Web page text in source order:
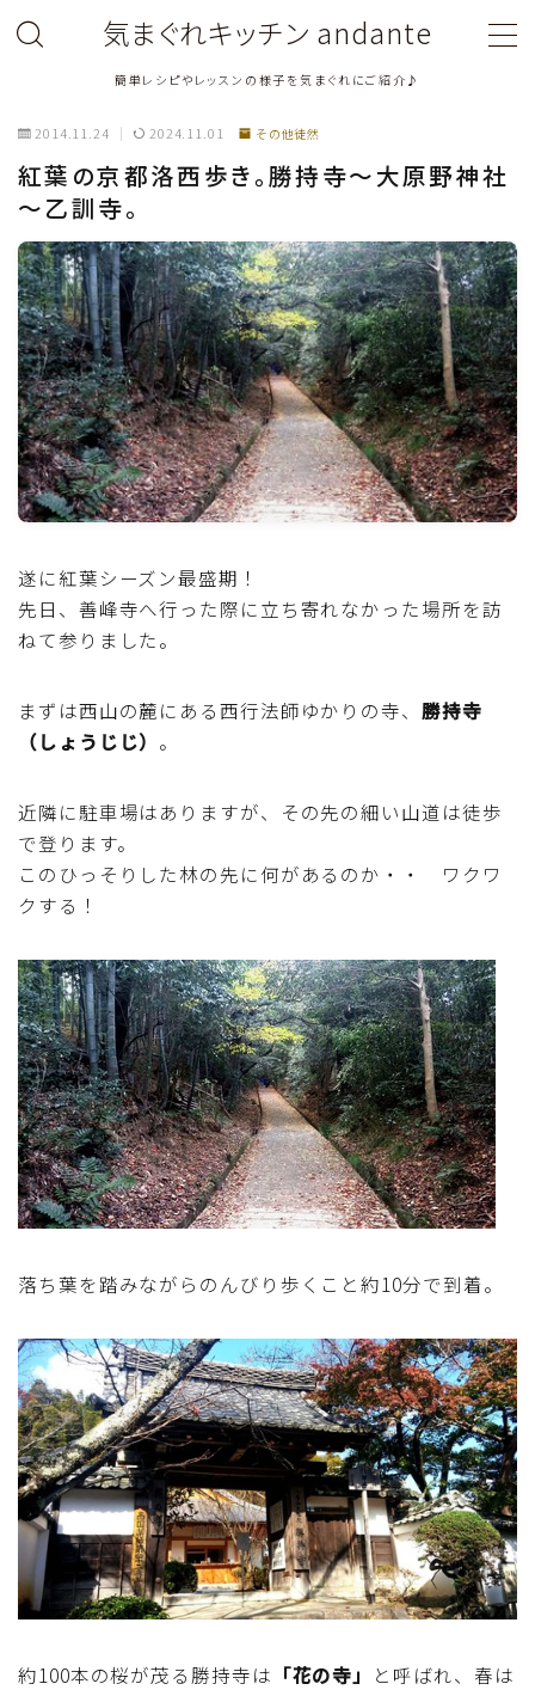
気まぐれキッチン andante
簡単レシピやレッスンの様子を気まぐれにご紹介♪
料理教室関連・レッスン後記
鶏肉料理
豚肉料理
牛肉料理
ひき肉料理
魚介料理
卵料理
野菜料理(ブロッコリー・カリフラワー・パプリカ・菜
の花・その他)
ゃ・ゴーヤ)
野菜料理(キャベツ・白菜・ほうれん草・レタス・小松
菜・にら)
野菜料理(ズッキーニ・コーン・いんげん・そら豆・え
んどう・オクラ)
野菜料理(玉ねぎ・ねぎ・アボカド・青梗菜・セロリ・
アスパラガス)
根菜料理（にんじん・ごぼう・かぶ・大根・れんこん・
ビーツ)
洋菓子 (焼き菓子)
洋菓子 (冷菓)
洋菓子 (その他)
和菓子
2014.11.24 2024.11.01 その他徒然
紅葉の京都洛西歩き。勝持寺～大原野神社
～乙訓寺。
遂に紅葉シーズン最盛期！
先日、善峰寺へ行った際に立ち寄れなかった場所を訪
ねて参りました。
まずは西山の麓にある西行法師ゆかりの寺、 勝持寺
（しょうじじ） 。
近隣に駐車場はありますが、その先の細い山道は徒歩
で登ります。
このひっそりした林の先に何があるのか・・ ワクワ
クする！
落ち葉を踏みながらのんびり歩くこと約10分で到着。
約100本の桜が茂る勝持寺は 「花の寺」
と呼ばれ、春は